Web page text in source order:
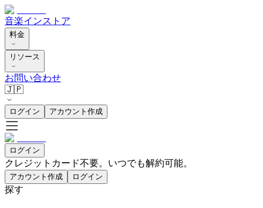
音楽インストア
料金
リソース
お問い合わせ
🇯🇵
ログイン アカウント作成
ログイン
クレジットカード不要。いつでも解約可能。
アカウント作成 ログイン
探す